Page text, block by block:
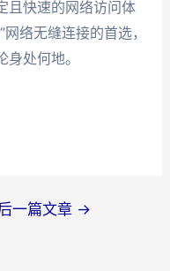
且快速的网络访问体
络无缝连接的首选，
处何地。
一篇文章 →